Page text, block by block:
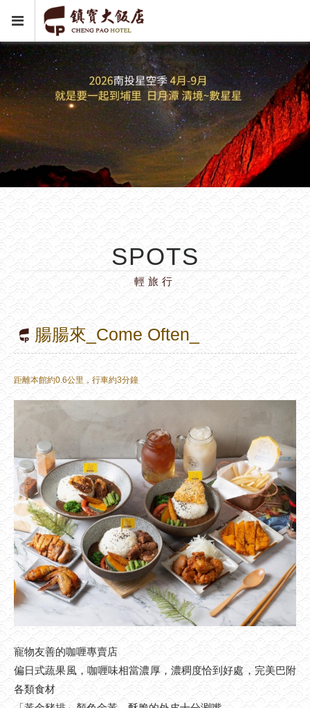
SPOTS
輕旅行
腸腸來_Come Often_
距離本館約0.6公里，行車約3分鐘
寵物友善的咖喱專賣店
偏日式蔬果風，咖喱味相當濃厚，濃稠度恰到好處，完美巴附
各類食材